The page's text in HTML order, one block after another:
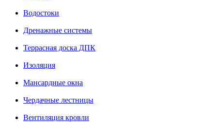
Водостоки
Дренажные системы
Террасная доска ДПК
Изоляция
Мансардные окна
Чердачные лестницы
Вентиляция кровли